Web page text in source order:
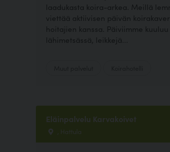
laadukasta koira-arkea. Meillä
viettää aktiivisen päivän
hoitajien kanssa. Päiviimme
lähimetsässä, leikkejä...
Eläinpalvelu Karvakoivet
, Hattula